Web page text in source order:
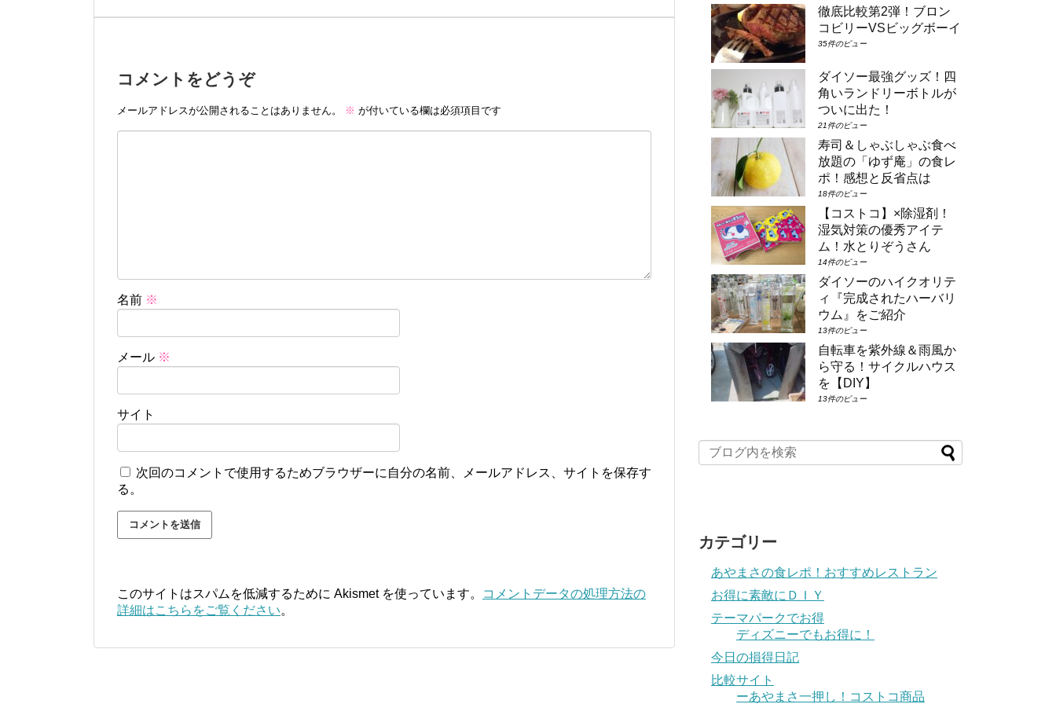
コメントをどうぞ
メールアドレスが公開されることはありません。 ※ が付いている欄は必須項目です
名前 ※
メール ※
サイト
次回のコメントで使用するためブラウザーに自分の名前、メールアドレス、サイトを保存す
る。
このサイトはスパムを低減するために Akismet を使っています。
コメントデータの処理方法の
詳細はこちらをご覧ください。
場合は①コンシェルジュ・スーペリアル
ーム（パークビュー）（3-6階）➁コン
シェルジュ・デラックスルーム（パーク
ビュー）（3-6階）③コンシェルジュ・
スーペリアルーム（パークビュー）（7-
8階）④コンシェルジュ・デラックスル
ーム（パークビュー）（7-8階）とな
り...
徹底比較第2弾！ブロン
コビリーVSビッグボーイ
35件のビュー
ダイソー最強グッズ！四
角いランドリーボトルが
ついに出た！
21件のビュー
寿司＆しゃぶしゃぶ食べ
放題の「ゆず庵」の食レ
ポ！感想と反省点は
18件のビュー
【コストコ】×除湿剤！
湿気対策の優秀アイテ
ム！水とりぞうさん
14件のビュー
ダイソーのハイクオリテ
ィ『完成されたハーバリ
ウム』をご紹介
13件のビュー
自転車を紫外線＆雨風か
ら守る！サイクルハウス
を【DIY】
13件のビュー
カテゴリー
あやまさの食レポ！おすすめレストラン
お得に素敵にＤＩＹ
テーマパークでお得
ディズニーでもお得に！
今日の損得日記
比較サイト
ーあやまさ一押し！コストコ商品